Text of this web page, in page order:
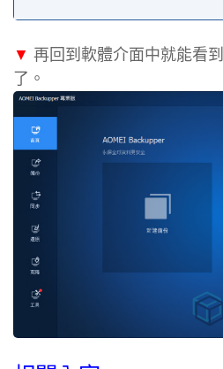
▼ 再回到軟體介面中就能看
了。